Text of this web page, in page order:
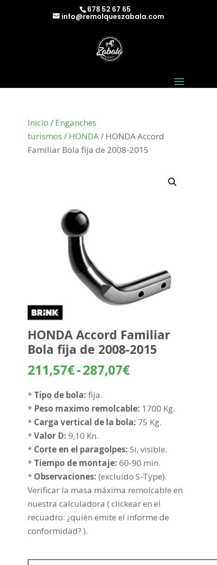
678 52 67 65
info@remolqueszabala.com
Inicio / Enganches
turismos / HONDA/ HONDA Accord
Familiar Bola fija de 2008-2015
HONDA Accord Familiar
Bola fija de 2008-2015
211,57€-287,07€Rango
desde
211,57€
287,07€
* Tipo de bola: fija.
* Peso maximo remolcable: 1700 Kg.
* Carga vertical de la bola: 75 Kg.
*Valor D: 9,10 Kn.
* Corte en el paragolpes: Si, visible.
* Tiempo de montaje: 60-90 min.
* Observaciones: (excluido S-Type).
Verificar la masa máxima remolcable en
nuestra calculadora ( clickear en el
recuadro: ¿quién emite el informe de
conformidad? ).